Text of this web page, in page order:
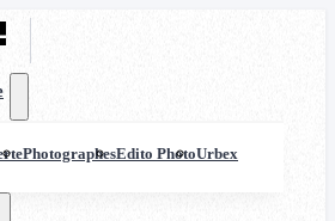
PhotographesEdito PhotoUrbex